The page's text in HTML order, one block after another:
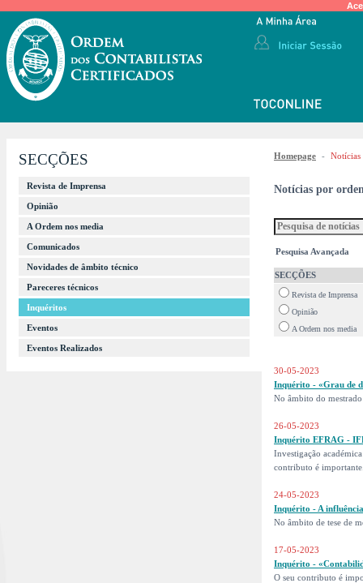
SECÇÕES
Revista de Imprensa
Opinião
A Ordem nos media
Comunicados
Novidades de âmbito técnico
Pareceres técnicos
Inquéritos
Eventos
Eventos Realizados
Homepage -
Notícias por
Pesquisa Avançada
SECÇÕES
Revista de Imprensa
Opinião
A Ordem nos media
30-05-2023
Inquérito - «Grau de
No âmbito do
26-05-2023
Inquérito EFRAG -
Investigação
contributo é
24-05-2023
Inquérito - A
No âmbito de tese de
17-05-2023
Inquérito -
O seu contributo é